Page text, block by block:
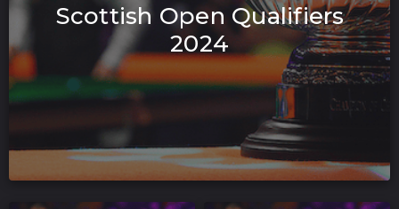
Scottish Open Qualifiers
2024